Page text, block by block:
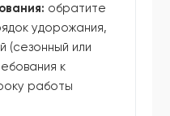
обратите
удорожания,
(сезонный или
к
работы